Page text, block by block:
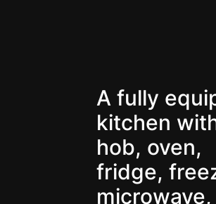
A fully
kitchen
hob, oven,
fridge,
microwave,